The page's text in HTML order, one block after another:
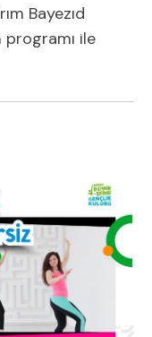
Bayezıd
programı ile